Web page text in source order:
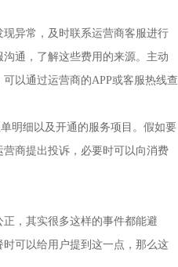
异常，及时联系运营商客服进行
通，了解这些费用的来源。主动
以通过运营商的APP或客服热线查
明细以及开通的服务项目。假如要
商提出投诉，必要时可以向消费
，其实很多这样的事件都能避
可以给用户提到这一点，那么这